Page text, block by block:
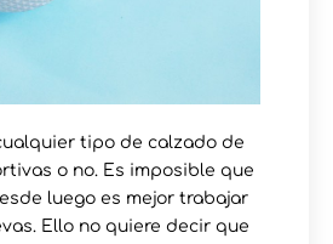
tipo de calzado de
o no. Es imposible que
luego es mejor trabajar
Ello no quiere decir que